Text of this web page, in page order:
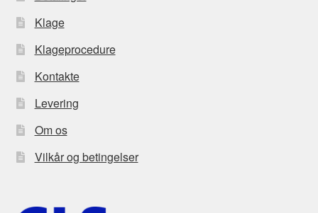
Klage
Klageprocedure
Kontakte
Levering
Om os
Vilkår og betingelser